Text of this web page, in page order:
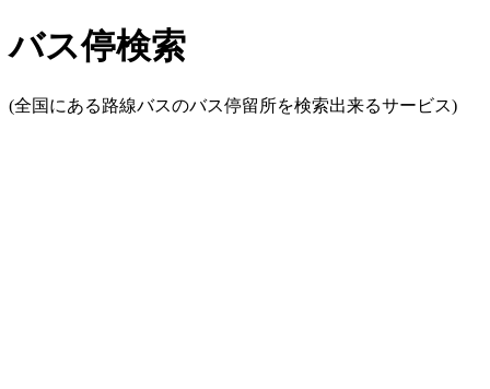
バス停検索
(全国にある路線バスのバス停留所を検索出来るサービス)